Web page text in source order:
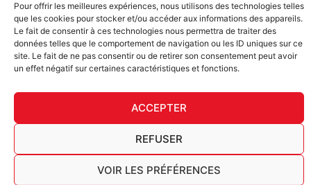
Pour offrir les meilleures expériences, nous utilisons des technologies telles
que les cookies pour stocker et/ou accéder aux informations des appareils.
Le fait de consentir à ces technologies nous permettra de traiter des
données telles que le comportement de navigation ou les ID uniques sur ce
site. Le fait de ne pas consentir ou de retirer son consentement peut avoir
un effet négatif sur certaines caractéristiques et fonctions.
ACCEPTER
REFUSER
VOIR LES PRÉFÉRENCES
Email
VALIDER
FURY TIPS